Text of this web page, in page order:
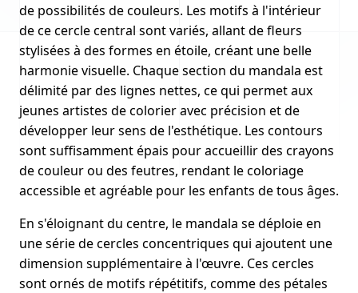
de possibilités de couleurs. Les motifs à l'intérieur
de ce cercle central sont variés, allant de fleurs
stylisées à des formes en étoile, créant une belle
harmonie visuelle. Chaque section du mandala est
délimité par des lignes nettes, ce qui permet aux
jeunes artistes de colorier avec précision et de
développer leur sens de l'esthétique. Les contours
sont suffisamment épais pour accueillir des crayons
de couleur ou des feutres, rendant le coloriage
accessible et agréable pour les enfants de tous âges.
En s'éloignant du centre, le mandala se déploie en
une série de cercles concentriques qui ajoutent une
dimension supplémentaire à l'œuvre. Ces cercles
sont ornés de motifs répétitifs, comme des pétales